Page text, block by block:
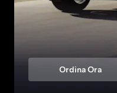
Ordina Ora